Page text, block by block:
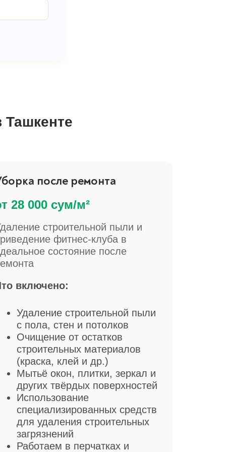
Ташкенте
после ремонта
28 000 сум/м²
строительной пыли и
фитнес-клуба в
состояние после
включено:
Удаление строительной пыли
с пола, стен и потолков
Очищение от остатков
строительных материалов
(краска, клей и др.)
Мытьё окон, плитки, зеркал и
других твёрдых поверхностей
Использование
специализированных средств
для удаления строительных
загрязнений
Работаем в перчатках и